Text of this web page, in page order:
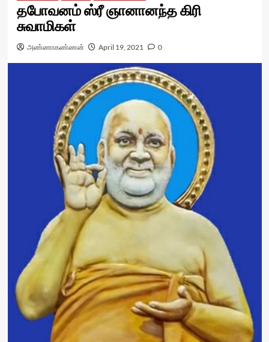
தபோவனம் ஸ்ரீ ஞானானந்த கிரி
சுவாமிகள்
அண்ணாகண்ணன் April 19, 2021 0